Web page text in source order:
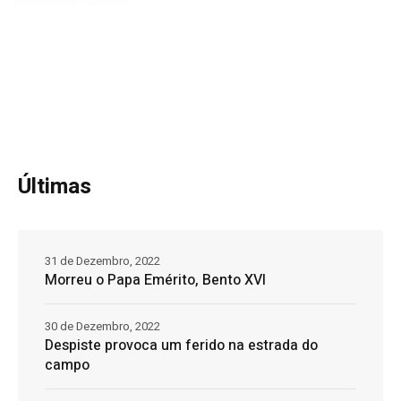
Últimas
Morreu o Papa Emérito, Bento XVI
31 de Dezembro, 2022
Despiste provoca um ferido na estrada do
campo
30 de Dezembro, 2022